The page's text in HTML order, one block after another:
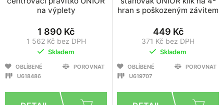
na výplety
1 890 Kč
1 562 Kč bez DPH
Skladem
OBLÍBENÉ
POROVNAT
U618486
hran s poškozeným závitem
449 Kč
371 Kč bez DPH
Skladem
OBLÍBENÉ
POROVNAT
U619707